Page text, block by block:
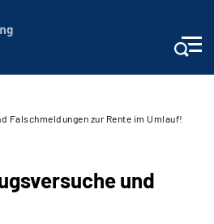
Falschmeldungen zur Rente im Umlauf!
und